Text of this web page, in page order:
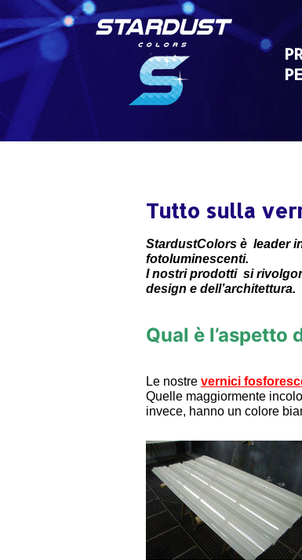
to
content
Tutto sulla
StardustColors è leader
fotoluminescenti.
I nostri prodotti si
design e dell’architettura.
Qual è
Le nostre vernici
Quelle maggiormente
invece, hanno un colore